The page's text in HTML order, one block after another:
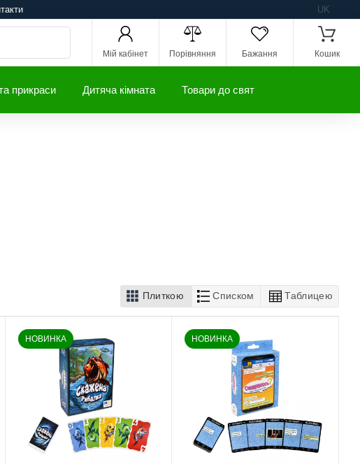
UK
Мій кабінет Порівняння Бажання Кошик
прикраси Дитяча кімната Товари до свят
Плиткою Списком Таблицею
НОВИНКА НОВИНКА